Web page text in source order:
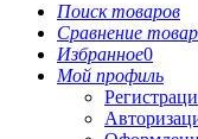
Поиск товаров
Сравнение
Избранное0
Мой профиль